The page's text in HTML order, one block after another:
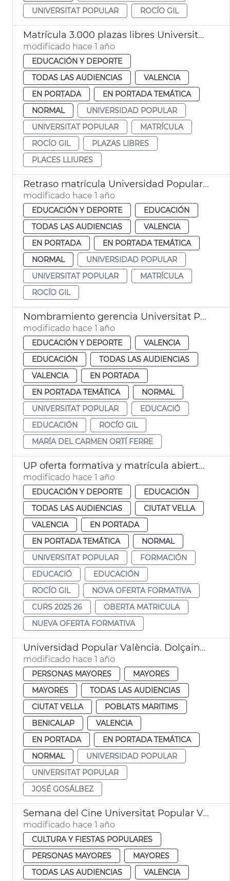
UNIVERSITAT POPULAR
ROCÍO GIL
Matrícula 3.000 plazas libres Universitat Popular
modificado hace 1 año
EDUCACIÓN Y DEPORTE
TODAS LAS AUDIENCIAS
VALENCIA
EN PORTADA
EN PORTADA TEMÁTICA
NORMAL
UNIVERSIDAD POPULAR
UNIVERSITAT POPULAR
MATRÍCULA
ROCÍO GIL
PLAZAS LIBRES
PLACES LLIURES
Retraso matrícula Universidad Popular València
modificado hace 1 año
EDUCACIÓN Y DEPORTE
EDUCACIÓN
TODAS LAS AUDIENCIAS
VALENCIA
EN PORTADA
EN PORTADA TEMÁTICA
NORMAL
UNIVERSIDAD POPULAR
UNIVERSITAT POPULAR
MATRÍCULA
ROCÍO GIL
Nombramiento gerencia Universitat Popular València
modificado hace 1 año
EDUCACIÓN Y DEPORTE
VALENCIA
EDUCACIÓN
TODAS LAS AUDIENCIAS
VALENCIA
EN PORTADA
EN PORTADA TEMÁTICA
NORMAL
UNIVERSITAT POPULAR
EDUCACIÓ
EDUCACIÓN
ROCÍO GIL
MARÍA DEL CARMEN ORTÍ FERRE
UP oferta formativa y matrícula abierta curso 2025-26
modificado hace 1 año
EDUCACIÓN Y DEPORTE
EDUCACIÓN
TODAS LAS AUDIENCIAS
CIUTAT VELLA
VALENCIA
EN PORTADA
EN PORTADA TEMÁTICA
NORMAL
UNIVERSITAT POPULAR
FORMACIÓN
EDUCACIÓ
EDUCACIÓN
ROCÍO GIL
NOVA OFERTA FORMATIVA
CURS 2025 26
OBERTA MATRICULA
NUEVA OFERTA FORMATIVA
Universidad Popular València. Dolçaina i tabalet
modificado hace 1 año
PERSONAS MAYORES
MAYORES
MAYORES
TODAS LAS AUDIENCIAS
CIUTAT VELLA
POBLATS MARITIMS
BENICALAP
VALENCIA
EN PORTADA
EN PORTADA TEMÁTICA
NORMAL
UNIVERSIDAD POPULAR
UNIVERSITAT POPULAR
JOSÉ GOSÁLBEZ
Semana del Cine Universitat Popular València
modificado hace 1 año
CULTURA Y FIESTAS POPULARES
PERSONAS MAYORES
MAYORES
TODAS LAS AUDIENCIAS
VALENCIA